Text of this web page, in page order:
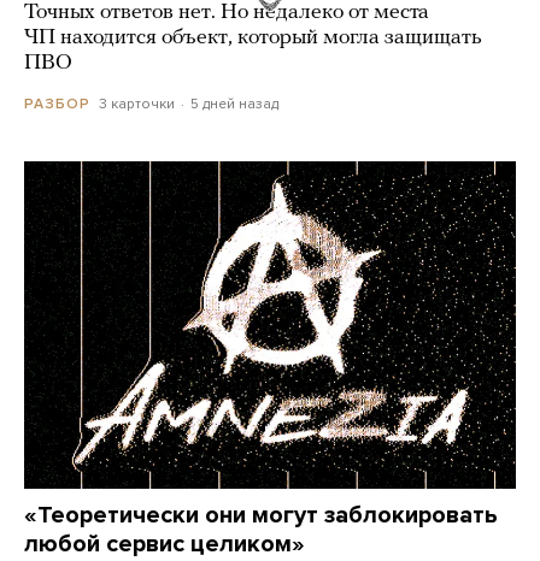
Точных ответов нет. Но недалеко от места
ЧП находится объект, который могла защищать
ПВО
РАЗБОР 3 карточки 5 дней назад
«Теоретически они могут заблокировать
любой сервис целиком»